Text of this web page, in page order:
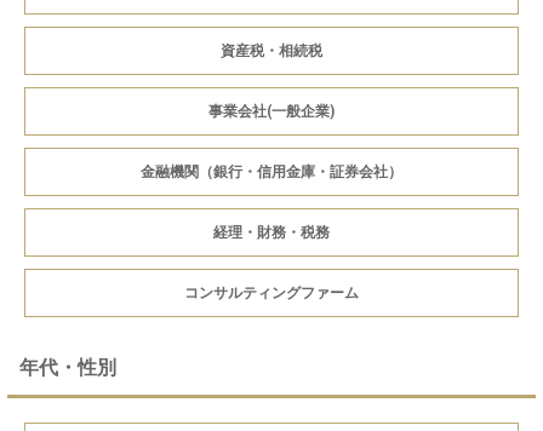
資産税・相続税
事業会社(一般企業)
金融機関（銀行・信用金庫・証券会社）
経理・財務・税務
コンサルティングファーム
年代・性別